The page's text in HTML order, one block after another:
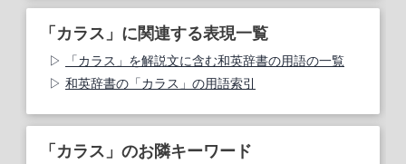
「カラス」に関連する表現一覧
「カラス」を解説文に含む和英辞書の用語の一覧
和英辞書の「カラス」の用語索引
「カラス」のお隣キーワード